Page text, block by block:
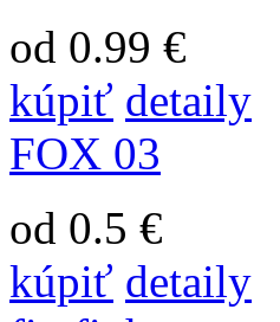
od 0.99 €
kúpiť detaily
FOX 03
od 0.5 €
kúpiť detaily